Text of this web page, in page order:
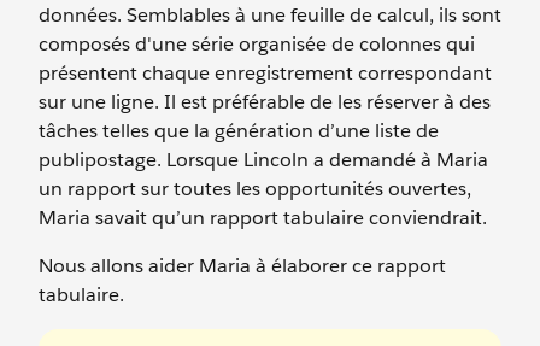
données. Semblables à une feuille de calcul, ils sont
composés d'une série organisée de colonnes qui
présentent chaque enregistrement correspondant
sur une ligne. Il est préférable de les réserver à des
tâches telles que la génération d’une liste de
publipostage. Lorsque Lincoln a demandé à Maria
un rapport sur toutes les opportunités ouvertes,
Maria savait qu’un rapport tabulaire conviendrait.
Nous allons aider Maria à élaborer ce rapport
tabulaire.